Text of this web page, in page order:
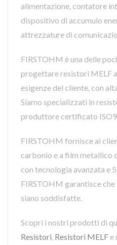
alimentazione, contatore
dispositivo di accumulo
attrezzature di
FIRSTOHM è una delle
progettare resistori MELF
esigenze del cliente, con
Siamo specializzati in
produttore certificato
FIRSTOHM fornisce ai
carbonio e a film metallico
con tecnologia avanzata e
FIRSTOHM garantisce
siano soddisfatte.
Scopri i nostri prodotti di
Resistori Resistori MELF e